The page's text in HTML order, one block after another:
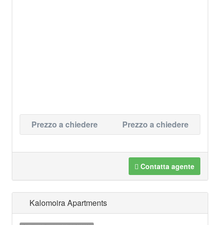
Prezzo a chiedere Prezzo a chiedere
Contatta agente
Kalomoira Apartments